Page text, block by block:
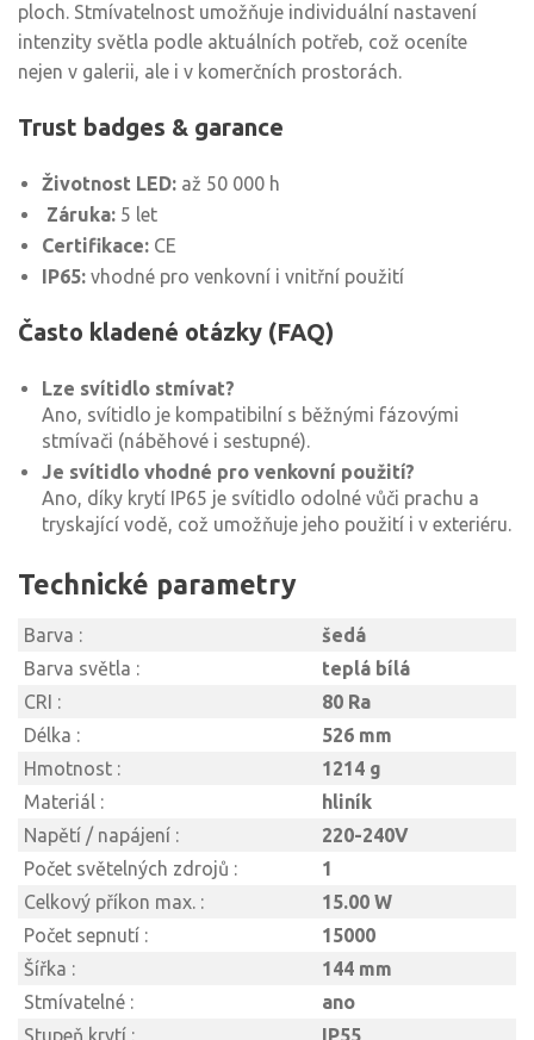
ploch. Stmívatelnost umožňuje individuální nastavení
intenzity světla podle aktuálních potřeb, což oceníte
nejen v galerii, ale i v komerčních prostorách.
Trust badges & garance
Životnost LED: až 50 000 h
Záruka: 5 let
Certifikace: CE
IP65: vhodné pro venkovní i vnitřní použití
Často kladené otázky (FAQ)
Lze svítidlo stmívat?
Ano, svítidlo je kompatibilní s běžnými fázovými
stmívači (náběhové i sestupné).
Je svítidlo vhodné pro venkovní použití?
Ano, díky krytí IP65 je svítidlo odolné vůči prachu a
tryskající vodě, což umožňuje jeho použití i v exteriéru.
Technické parametry
Barva :
šedá
Barva světla :
teplá bílá
CRI :
80 Ra
Délka :
526 mm
Hmotnost :
1214 g
Materiál :
hliník
Napětí / napájení :
220-240V
Počet světelných zdrojů :
1
Celkový příkon max. :
15.00 W
Počet sepnutí :
15000
Šířka :
144 mm
Stmívatelné :
ano
Stupeň krytí :
IP55